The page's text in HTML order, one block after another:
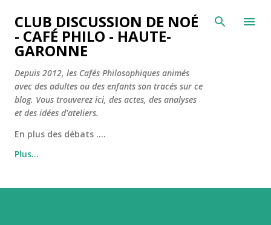
Accéder au contenu principal
CLUB DISCUSSION DE NOÉ
- CAFÉ PHILO - HAUTE-
GARONNE
Depuis 2012, les Cafés Philosophiques animés
avec des adultes ou des enfants son tracés sur ce
blog. Vous trouverez ici, des actes, des analyses
et des idées d'ateliers.
En plus des débats ....
Plus…